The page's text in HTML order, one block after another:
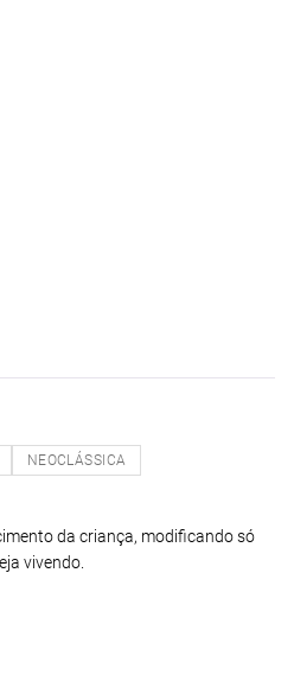
NEOCLÁSSICA
da criança, modificando só
vivendo.